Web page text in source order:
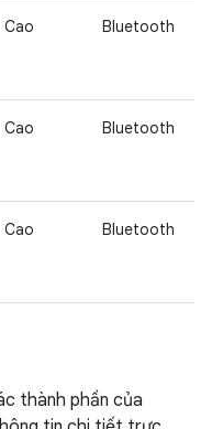
Cao Bluetooth
Cao Bluetooth
Cao Bluetooth
thành phần của